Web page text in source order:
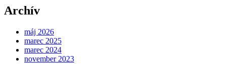
Archív
máj 2026
marec 2025
marec 2024
november 2023